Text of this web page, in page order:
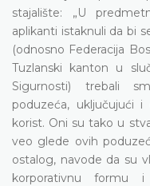
stajalište: „U
aplikanti istaknuli da bi
(odnosno Federacija
Tuzlanski kanton u
Sigurnosti) trebali
poduzeća, uključujući
korist. Oni su tako u
veo glede ovih
ostalog, navode da su
korporativnu formu